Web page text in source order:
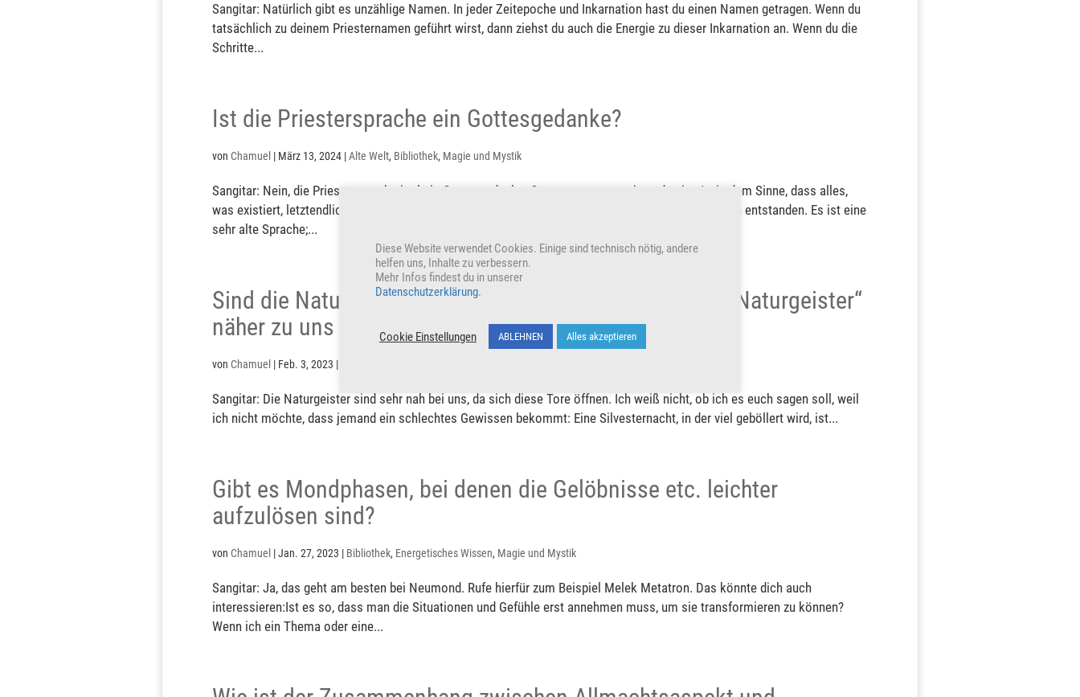
Sangitar: Natürlich gibt es unzählige Namen. In jeder Zeitepoche und Inkarnation hast du einen Namen getragen. Wenn du
tatsächlich zu deinem Priesternamen geführt wirst, dann ziehst du auch die Energie zu dieser Inkarnation an. Wenn du die
Schritte...
Ist die Priestersprache ein Gottesgedanke?
von Chamuel | März 13, 2024|Alte Welt, Bibliothek, Magie und Mystik
Sangitar: Nein, die Priestersprache ist kein Gottesgedanke. Genau genommen, ja und nein. Ja, in dem Sinne, dass alles,
was existiert, letztendlich ein Gedanke Gottes ist, aber die Priestersprache ist aus anderen Gründen entstanden. Es ist eine
sehr alte Sprache;...
Sind die Naturgeister seit dem Buch „Die Rückkehr der Naturgeister“
näher zu uns gekommen?
von Chamuel | Feb. 3, 2023 |
Sangitar: Die Naturgeister sind sehr nah bei uns, da sich diese Tore öffnen. Ich weiß nicht, ob ich es euch sagen soll, weil
ich nicht möchte, dass jemand ein schlechtes Gewissen bekommt: Eine Silvesternacht, in der viel geböllert wird, ist...
Gibt es Mondphasen, bei denen die Gelöbnisse etc. leichter
aufzulösen sind?
von Chamuel |Jan. 27, 2023 | Bibliothek, Energetisches Wissen, Magie und Mystik
Sangitar: Ja, das geht am besten bei Neumond. Rufe hierfür zum Beispiel Melek Metatron. Das könnte dich auch
interessieren:Ist es so, dass man die Situationen und Gefühle erst annehmen muss, um sie transformieren zu können?
Wenn ich ein Thema oder eine...
Diese Website verwendet Cookies. Einige sind technisch nötig, andere
helfen uns, Inhalte zu verbessern.
Mehr Infos findest du in unserer
Datenschutzerklärung.
Cookie Einstellungen ABLEHNEN Alles akzeptieren